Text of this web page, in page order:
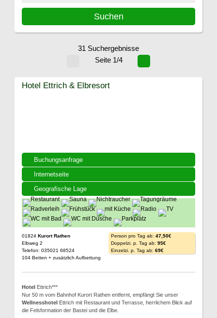
31 Suchergebnisse
Seite 1/4
Buchungsanfrage
Internetseite
Geografische Lage
Hotel Ettrich & Elbresort
01824 Kurort Rathen
Elbweg 2
Telefon: 035021 68524
104 Betten + zusätzlich Aufbettung
Person pro Tag ab: 47,50€
Doppelzi. p. Tag ab: 95€
Einzelzi. p. Tag ab: 69€
Hotel Ettrich***
Nur 50 m vom Bahnhof Kurort Rathen entfernt, empfängt Sie unser
Wellnesshotel Ettrich mit Restaurant und Terrasse, herrlichem Blick auf
die Felsformation der Bastei und die Elbe.